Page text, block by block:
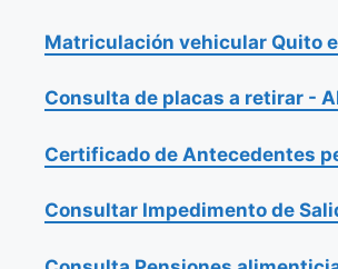
Matriculación vehicular Quito
Consulta de placas a retirar -
Certificado de Antecedentes
Consultar Impedimento de